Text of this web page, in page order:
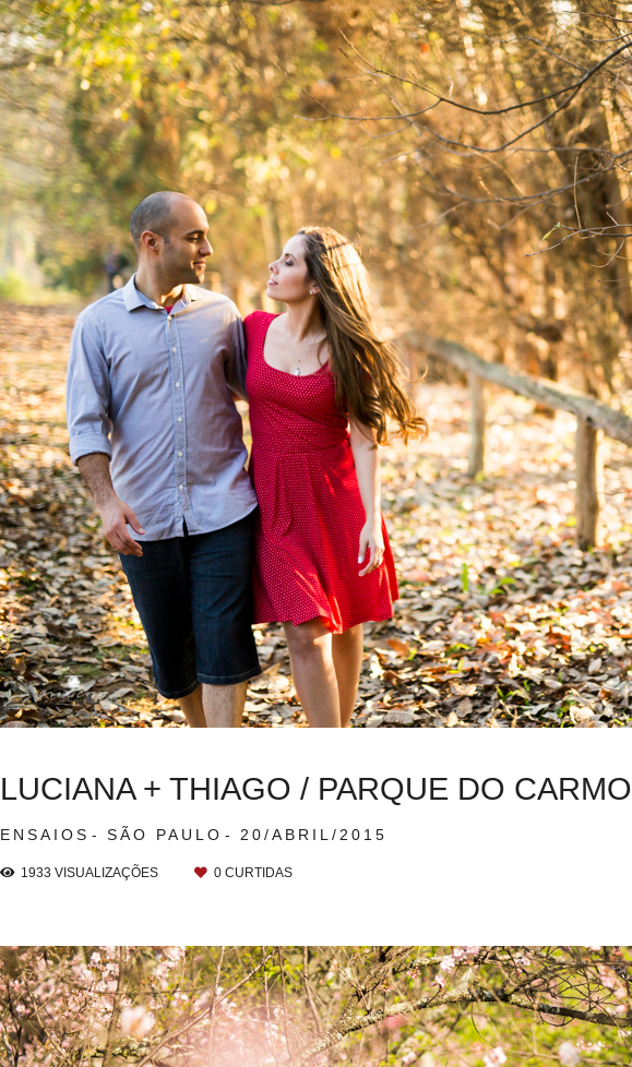
ENSAIOS SÃO PAULO 20/ABRIL/2015
LUCIANA + THIAGO / PARQUE DO CARMO
1933 VISUALIZAÇÕES 0 CURTIDAS